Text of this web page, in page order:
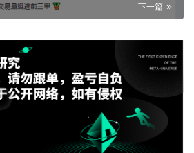
下一篇